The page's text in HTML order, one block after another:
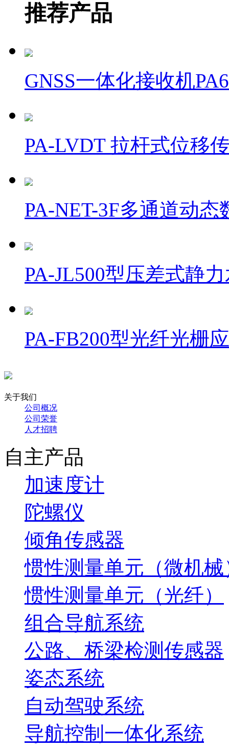
推荐产品
GNSS一体化接收机
PA-LVDT 拉杆式位移
PA-NET-3F多通道动态
PA-JL500型压差式静
PA-FB200型光纤光栅
关于我们
公司概况
公司荣誉
人才招聘
自主产品
加速度计
陀螺仪
倾角传感器
惯性测量单元（微机械
惯性测量单元（光纤）
组合导航系统
公路、桥梁检测传感器
姿态系统
自动驾驶系统
导航控制一体化系统